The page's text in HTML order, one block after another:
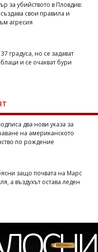
за убийството в Пловдив:
свои правила и
агресия
градуса, но се задават
и се очакват бури
два нови указа за
на американското
по рождение
защо почвата на Марс
а въздухът остава леден